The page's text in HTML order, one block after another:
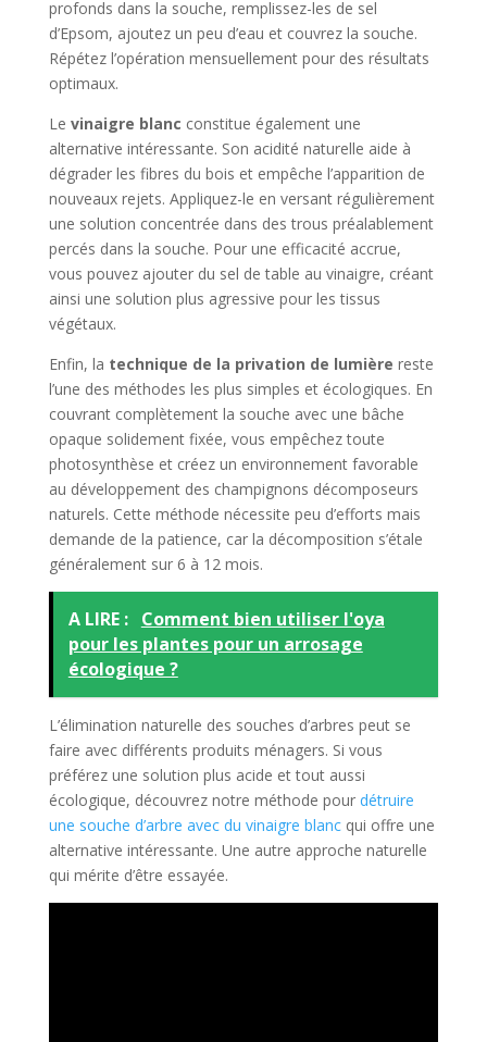
profonds dans la souche, remplissez-les de sel
d’Epsom, ajoutez un peu d’eau et couvrez la souche.
Répétez l’opération mensuellement pour des résultats
optimaux.
Le vinaigre blanc constitue également une
alternative intéressante. Son acidité naturelle aide à
dégrader les fibres du bois et empêche l’apparition de
nouveaux rejets. Appliquez-le en versant régulièrement
une solution concentrée dans des trous préalablement
percés dans la souche. Pour une efficacité accrue,
vous pouvez ajouter du sel de table au vinaigre, créant
ainsi une solution plus agressive pour les tissus
végétaux.
Enfin, la technique de la privation de lumière reste
l’une des méthodes les plus simples et écologiques. En
couvrant complètement la souche avec une bâche
opaque solidement fixée, vous empêchez toute
photosynthèse et créez un environnement favorable
au développement des champignons décomposeurs
naturels. Cette méthode nécessite peu d’efforts mais
demande de la patience, car la décomposition s’étale
généralement sur 6 à 12 mois.
A LIRE : Comment bien utiliser l'oya
pour les plantes pour un arrosage
écologique ?
L’élimination naturelle des souches d’arbres peut se
faire avec différents produits ménagers. Si vous
préférez une solution plus acide et tout aussi
écologique, découvrez notre méthode pour détruire
une souche d’arbre avec du vinaigre blancqui offre une
alternative intéressante. Une autre approche naturelle
qui mérite d’être essayée.